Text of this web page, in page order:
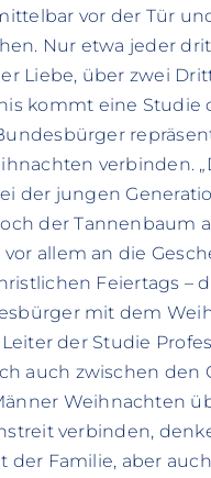
vor der Tür
Nur etwa jeder
Liebe, über zwei
kommt eine Studie
verbinden.
der jungen
der Tannenbaum
allem an die
Feiertags –
mit dem
der Studie
auch zwischen den
Weihnachten
verbinden,
Familie, aber